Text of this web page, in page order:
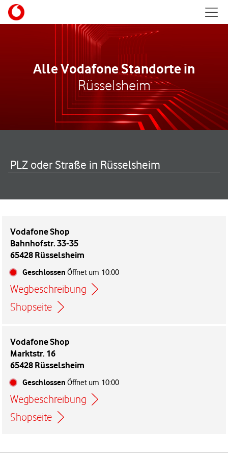
Skip to content
Alle Vodafone Standorte in
Rüsselsheim
PLZ oder Straße in Rüsselsheim
Vodafone Shop
Bahnhofstr. 33-35
65428 Rüsselsheim
Geschlossen Öffnet um 10:00
Wegbeschreibung
Link öffnet in einem neuen Tab
Shopseite
Vodafone Shop
Marktstr. 16
65428 Rüsselsheim
Geschlossen Öffnet um 10:00
Wegbeschreibung
Link öffnet in einem neuen Tab
Shopseite